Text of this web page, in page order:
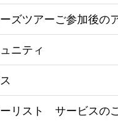
ズツアーご参加後の
ニティ
リスト サービスの